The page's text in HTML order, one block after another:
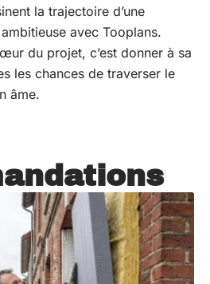
la trajectoire d’une
avec Tooplans.
du projet, c’est donner à sa
les chances de traverser le
âme.